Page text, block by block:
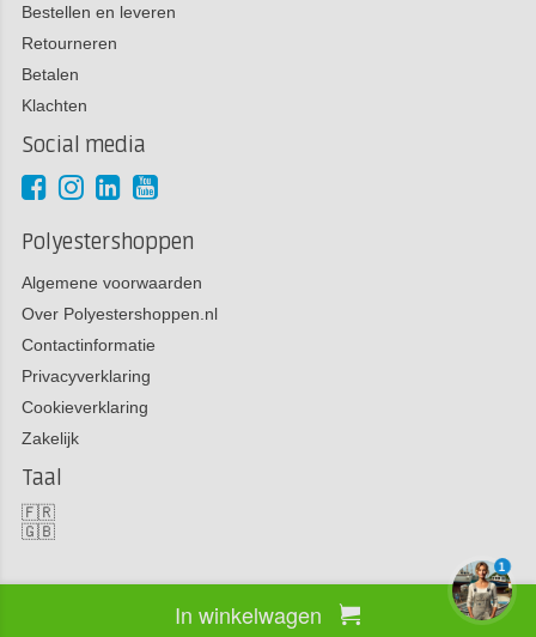
In winkelwagen
Bestellen en leveren
Retourneren
Betalen
Klachten
Social media
Polyestershoppen
Algemene voorwaarden
Over Polyestershoppen.nl
Contactinformatie
Privacyverklaring
Cookieverklaring
Zakelijk
Taal
🇫🇷
🇬🇧
Copyright 2026 Polyestershoppen bv
1